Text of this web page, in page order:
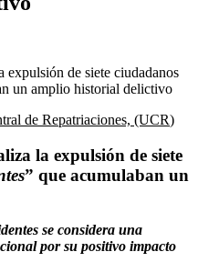
de Repatriaciones, (UCR)
la expulsión de siete
” que acumulaban un
se considera una
por su positivo impacto